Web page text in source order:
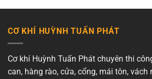
CƠ KHÍ HUỲNH TUẤN PHÁT
Cơ khí Huỳnh Tuấn Phát chuyên thi
can, hàng rào, cửa, cổng, mái tôn, vách